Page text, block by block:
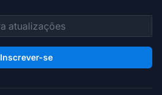
Inscrever-se